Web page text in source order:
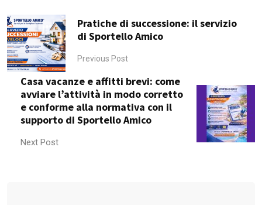
Pratiche di successione: il servizio
di Sportello Amico
Previous Post
Casa vacanze e affitti brevi: come
avviare l’attività in modo corretto
e conforme alla normativa con il
supporto di Sportello Amico
Next Post